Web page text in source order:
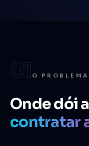
01 O PROBLEMA
Onde dói
contratar